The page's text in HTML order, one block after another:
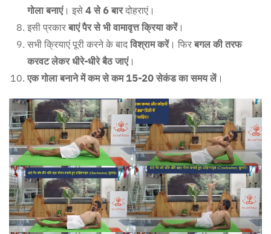
गोला बनाएं। इसे 4 से 6 बारदोहराएं।
इसी प्रकारबाएं पैर से भी वामावृत्त क्रिया करें।
सभी क्रियाएं पूरी करने के बादविश्राम करें। फिरबगल की तरफ
करवट लेकर धीरे-धीरे बैठ जाएं।
एक गोला बनाने में कम से कम 15-20 सेकंड का समय लें।